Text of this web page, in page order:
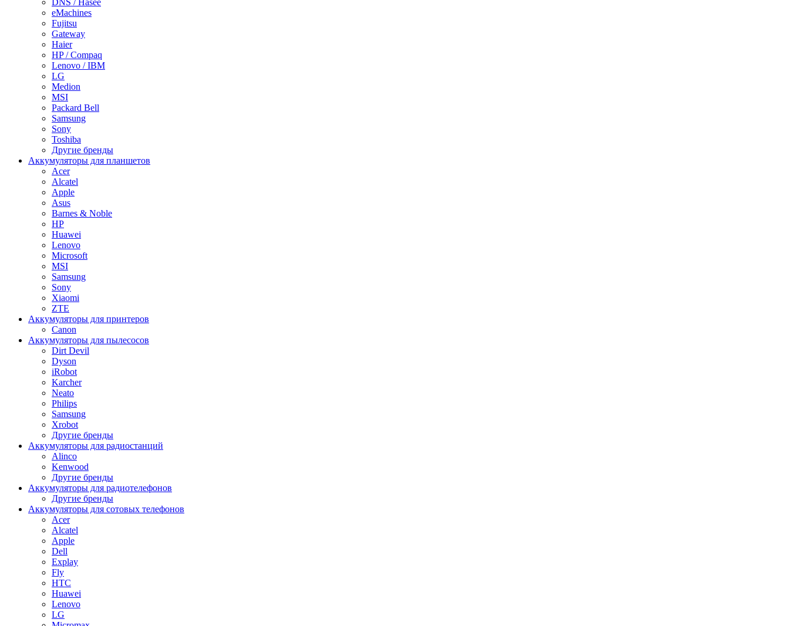
eMachines
Fujitsu
Gateway
Haier
HP / Compaq
Lenovo / IBM
LG
Medion
MSI
Packard Bell
Samsung
Sony
Toshiba
Другие бренды
Аккумуляторы для планшетов
Acer
Alcatel
Apple
Asus
Barnes & Noble
HP
Huawei
Lenovo
Microsoft
MSI
Samsung
Sony
Xiaomi
ZTE
Аккумуляторы для принтеров
Canon
Аккумуляторы для пылесосов
Dirt Devil
Dyson
iRobot
Karcher
Neato
Philips
Samsung
Xrobot
Другие бренды
Аккумуляторы для радиостанций
Alinco
Kenwood
Другие бренды
Аккумуляторы для радиотелефонов
Другие бренды
Аккумуляторы для сотовых телефонов
Acer
Alcatel
Apple
Dell
Explay
Fly
HTC
Huawei
Lenovo
LG